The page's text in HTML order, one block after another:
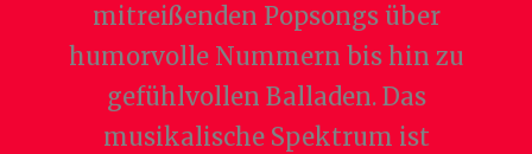
mitreißenden Popsongs über
humorvolle Nummern bis hin zu
gefühlvollen Balladen. Das
musikalische Spektrum ist